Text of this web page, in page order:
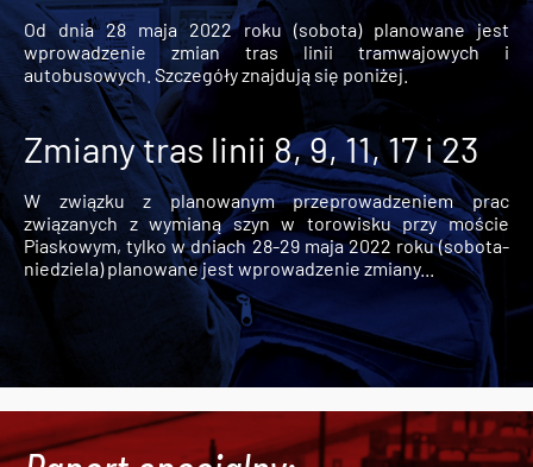
Od dnia 28 maja 2022 roku (sobota) planowane jest
wprowadzenie zmian tras linii tramwajowych i
autobusowych. Szczegóły znajdują się poniżej.
Zmiany tras linii 8, 9, 11, 17 i 23
W związku z planowanym przeprowadzeniem prac
związanych z wymianą szyn w torowisku przy moście
Piaskowym, tylko w dniach 28-29 maja 2022 roku (sobota-
niedziela) planowane jest wprowadzenie zmiany...